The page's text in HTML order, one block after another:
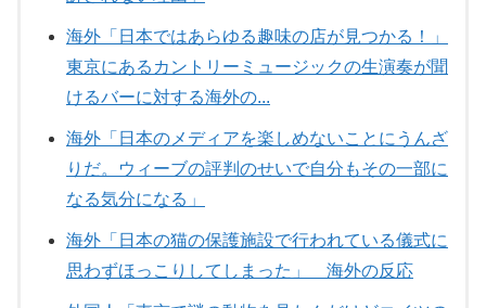
海外「日本ではあらゆる趣味の店が見つかる！」
東京にあるカントリーミュージックの生演奏が聞
けるバーに対する海外の...
海外「日本のメディアを楽しめないことにうんざ
りだ。ウィーブの評判のせいで自分もその一部に
なる気分になる」
海外「日本の猫の保護施設で行われている儀式に
思わずほっこりしてしまった」 海外の反応